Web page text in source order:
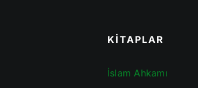
KİTAPLAR
İslam Ahkamı